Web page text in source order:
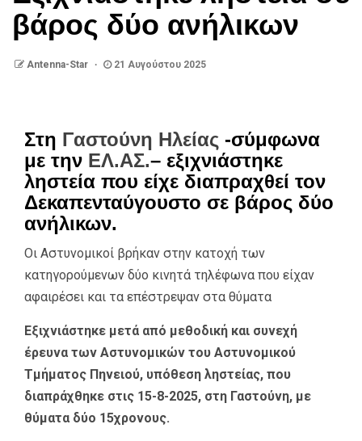
βάρος δύο ανήλικων
Antenna-Star 21 Αυγούστου 2025
Στη Γαστούνη Ηλείας -σύμφωνα
με την ΕΛ.ΑΣ.– εξιχνιάστηκε
ληστεία που είχε διαπραχθεί τον
Δεκαπενταύγουστο σε βάρος δύο
ανήλικων.
Οι Αστυνομικοί βρήκαν στην κατοχή των
κατηγορούμενων δύο κινητά τηλέφωνα που είχαν
αφαιρέσει και τα επέστρεψαν στα θύματα
Εξιχνιάστηκε μετά από μεθοδική και συνεχή
έρευνα των Αστυνομικών του Αστυνομικού
Τμήματος Πηνειού, υπόθεση ληστείας, που
διαπράχθηκε στις 15-8-2025, στη Γαστούνη, με
θύματα δύο 15χρονους.